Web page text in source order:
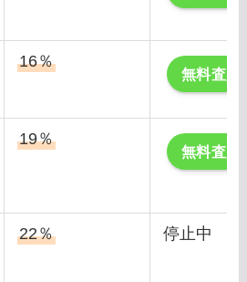
16％
無料査定
19％
無料査定
22％ 停止中